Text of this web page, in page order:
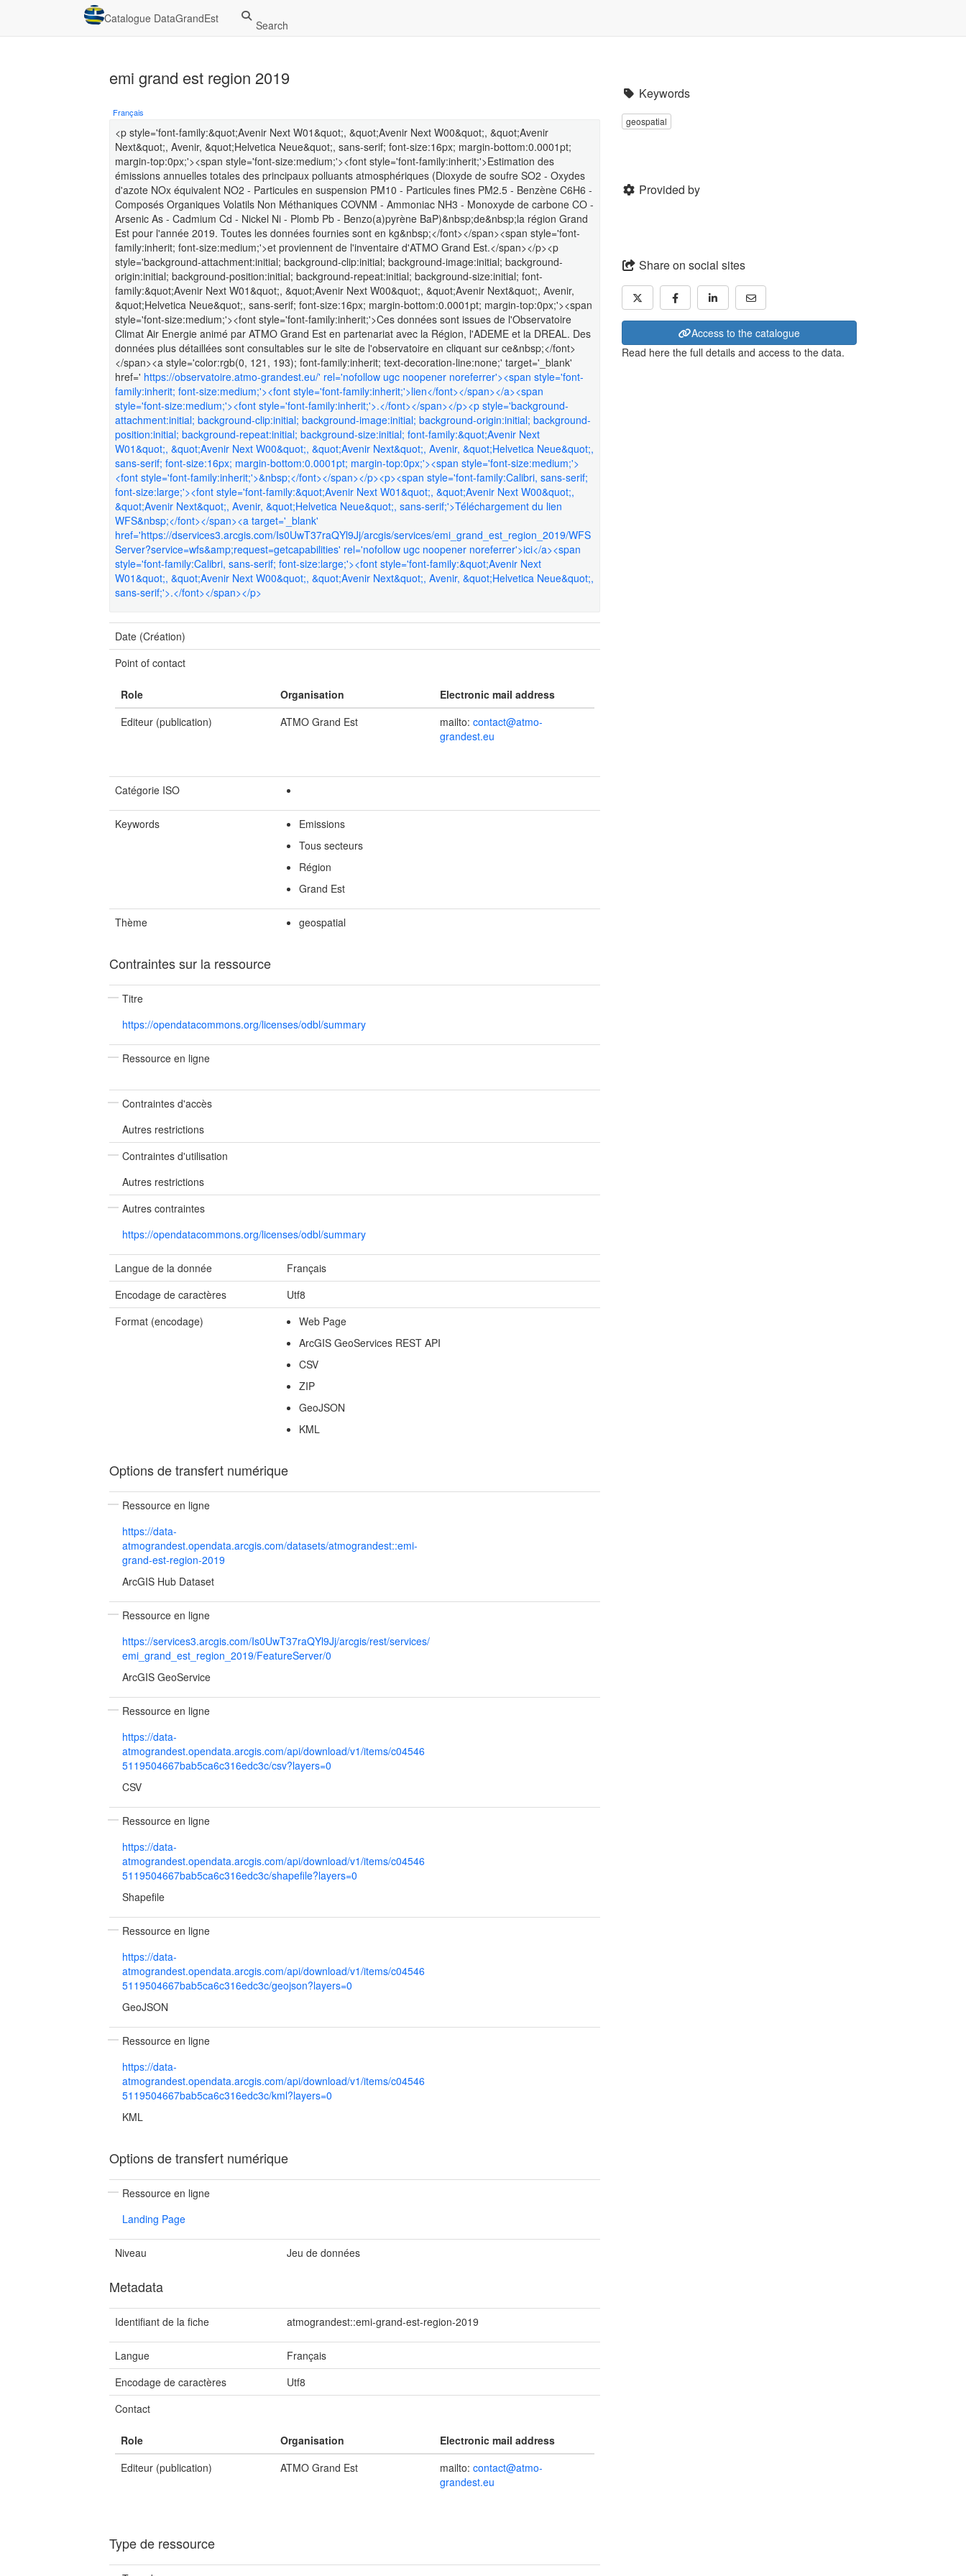
Catalogue DataGrandEst Search
emi grand est region 2019
Français
<p style='font-family:&quot;Avenir Next W01&quot;, &quot;Avenir Next W00&quot;, &quot;Avenir
Next&quot;, Avenir, &quot;Helvetica Neue&quot;, sans-serif; font-size:16px; margin-bottom:0.0001pt;
margin-top:0px;'><span style='font-size:medium;'><font style='font-family:inherit;'>Estimation des
émissions annuelles totales des principaux polluants atmosphériques (Dioxyde de soufre SO2 - Oxydes
d'azote NOx équivalent NO2 - Particules en suspension PM10 - Particules fines PM2.5 - Benzène C6H6 -
Composés Organiques Volatils Non Méthaniques COVNM - Ammoniac NH3 - Monoxyde de carbone CO -
Arsenic As - Cadmium Cd - Nickel Ni - Plomb Pb - Benzo(a)pyrène BaP)&nbsp;de&nbsp;la région Grand
Est pour l'année 2019. Toutes les données fournies sont en kg&nbsp;</font></span><span style='font-
family:inherit; font-size:medium;'>et proviennent de l'inventaire d'ATMO Grand Est.</span></p><p
style='background-attachment:initial; background-clip:initial; background-image:initial; background-
origin:initial; background-position:initial; background-repeat:initial; background-size:initial; font-
family:&quot;Avenir Next W01&quot;, &quot;Avenir Next W00&quot;, &quot;Avenir Next&quot;, Avenir,
&quot;Helvetica Neue&quot;, sans-serif; font-size:16px; margin-bottom:0.0001pt; margin-top:0px;'><span
style='font-size:medium;'><font style='font-family:inherit;'>Ces données sont issues de l'Observatoire
Climat Air Energie animé par ATMO Grand Est en partenariat avec la Région, l'ADEME et la DREAL. Des
données plus détaillées sont consultables sur le site de l'observatoire en cliquant sur ce&nbsp;</font>
</span><a style='color:rgb(0, 121, 193); font-family:inherit; text-decoration-line:none;' target='_blank'
href=' https://observatoire.atmo-grandest.eu/' rel='nofollow ugc noopener noreferrer'><span style='font-
family:inherit; font-size:medium;'><font style='font-family:inherit;'>lien</font></span></a><span
style='font-size:medium;'><font style='font-family:inherit;'>.</font></span></p><p style='background-
attachment:initial; background-clip:initial; background-image:initial; background-origin:initial; background-
position:initial; background-repeat:initial; background-size:initial; font-family:&quot;Avenir Next
W01&quot;, &quot;Avenir Next W00&quot;, &quot;Avenir Next&quot;, Avenir, &quot;Helvetica Neue&quot;,
sans-serif; font-size:16px; margin-bottom:0.0001pt; margin-top:0px;'><span style='font-size:medium;'>
<font style='font-family:inherit;'>&nbsp;</font></span></p><p><span style='font-family:Calibri, sans-serif;
font-size:large;'><font style='font-family:&quot;Avenir Next W01&quot;, &quot;Avenir Next W00&quot;,
&quot;Avenir Next&quot;, Avenir, &quot;Helvetica Neue&quot;, sans-serif;'>Téléchargement du lien
WFS&nbsp;</font></span><a target='_blank'
href='https://dservices3.arcgis.com/Is0UwT37raQYl9Jj/arcgis/services/emi_grand_est_region_2019/WFS
Server?service=wfs&amp;request=getcapabilities' rel='nofollow ugc noopener noreferrer'>ici</a><span
style='font-family:Calibri, sans-serif; font-size:large;'><font style='font-family:&quot;Avenir Next
W01&quot;, &quot;Avenir Next W00&quot;, &quot;Avenir Next&quot;, Avenir, &quot;Helvetica Neue&quot;,
sans-serif;'>.</font></span></p>
Date (Création)
Point of contact
Role Organisation
Electronic mail address
Editeur (publication)
ATMO Grand Est mailto: contact@atmo-
grandest.eu
Catégorie ISO
Keywords
Emissions
Tous secteurs
Région
Grand Est
Thème geospatial
Contraintes sur la ressource
Titre
https://opendatacommons.org/licenses/odbl/summary
Ressource en ligne
Contraintes d'accès
Autres restrictions
Contraintes d'utilisation
Autres restrictions
Autres contraintes
https://opendatacommons.org/licenses/odbl/summary
Langue de la donnée
Français
Encodage de caractères
Utf8
Format (encodage)
Web Page
ArcGIS GeoServices REST API
CSV
ZIP
GeoJSON
KML
Options de transfert numérique
Ressource en ligne
https://data-
atmograndest.opendata.arcgis.com/datasets/atmograndest::emi-
grand-est-region-2019
ArcGIS Hub Dataset
Ressource en ligne
https://services3.arcgis.com/Is0UwT37raQYl9Jj/arcgis/rest/services/
emi_grand_est_region_2019/FeatureServer/0
ArcGIS GeoService
Ressource en ligne
https://data-
atmograndest.opendata.arcgis.com/api/download/v1/items/c04546
5119504667bab5ca6c316edc3c/csv?layers=0
CSV
Ressource en ligne
https://data-
atmograndest.opendata.arcgis.com/api/download/v1/items/c04546
5119504667bab5ca6c316edc3c/shapefile?layers=0
Shapefile
Ressource en ligne
https://data-
atmograndest.opendata.arcgis.com/api/download/v1/items/c04546
5119504667bab5ca6c316edc3c/geojson?layers=0
GeoJSON
Ressource en ligne
https://data-
atmograndest.opendata.arcgis.com/api/download/v1/items/c04546
5119504667bab5ca6c316edc3c/kml?layers=0
KML
Options de transfert numérique
Ressource en ligne
Landing Page
Niveau Jeu de données
Metadata
Identifiant de la fiche atmograndest::emi-grand-est-region-2019
Langue
Français
Encodage de caractères
Utf8
Contact
Role Organisation
Electronic mail address
Editeur (publication)
ATMO Grand Est mailto: contact@atmo-
grandest.eu
Type de ressource
Keywords
geospatial
Provided by
Share on social sites
Access to the catalogue
Read here the full details and access to the data.